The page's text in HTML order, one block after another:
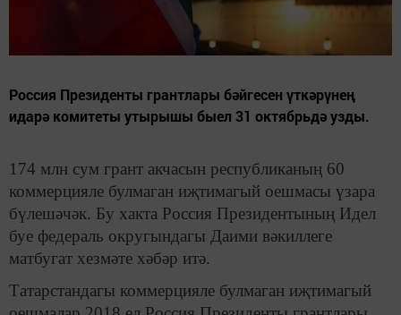
Россия Президенты грантлары бәйгесен үткәрүнең
идарә комитеты утырышы быел 31 октябрьдә узды.
174 млн сум грант акчасын республиканың 60
коммерцияле булмаган иҗтимагый оешмасы үзара
бүлешәчәк. Бу хакта Россия Президентының Идел
буе федераль округындагы Даими вәкиллеге
матбугат хезмәте хәбәр итә.
Татарстандагы коммерцияле булмаган иҗтимагый